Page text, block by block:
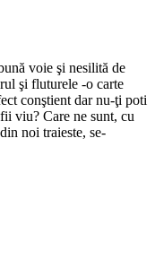
voie şi nesilită de
şi fluturele -o carte
conştient dar nu-ţi poti
viu? Care ne sunt, cu
noi traieste, se-